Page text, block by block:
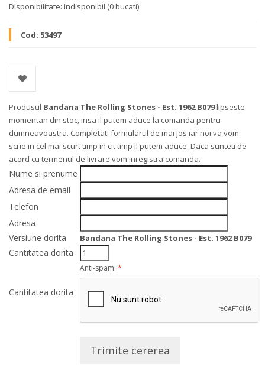
Disponibilitate: Indisponibil (0 bucati)
Cod: 53497
Produsul Bandana The Rolling Stones - Est. 1962 B079lipseste
momentan din stoc, insa il putem aduce la comanda pentru
dumneavoastra. Completati formularul de mai jos iar noi va vom
scrie in cel mai scurt timp in cit timp il putem aduce. Daca sunteti de
acord cu termenul de livrare vom inregistra comanda.
Nume si prenume
Adresa de email
Telefon
Adresa
Versiune dorita
Bandana The Rolling Stones - Est. 1962 B079
Cantitatea dorita
Cantitatea dorita
Anti-spam: *
Trimite cererea